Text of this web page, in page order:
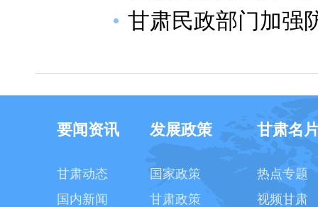
甘肃民政部门加强
要闻资讯
甘肃动态
国内新闻
发展政策
国家政策
甘肃政策
甘肃名
热点专题
视频甘肃